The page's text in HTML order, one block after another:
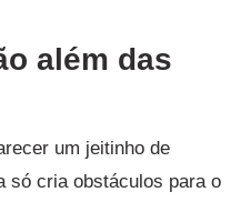
além das
um jeitinho de
só cria obstáculos para o